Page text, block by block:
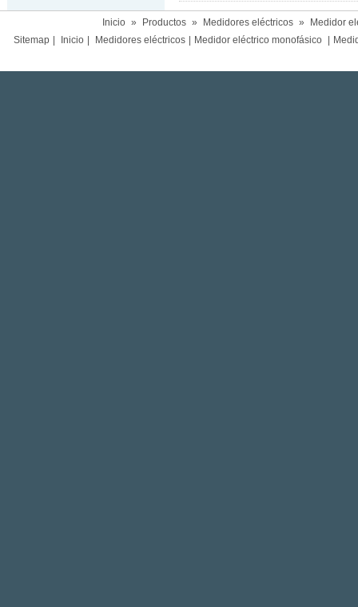
Inicio » Productos » Medidores eléctricos »
Medidor
Sitemap
Inicio Medidores eléctricos Medidor eléctrico monofásico